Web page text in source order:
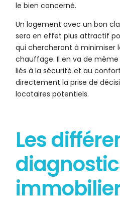
le bien concerné.
Un logement avec un bon
sera en effet plus attractif
qui chercheront à minimiser
chauffage. Il en va de
liés à la sécurité et au
directement la prise de
locataires potentiels.
Les